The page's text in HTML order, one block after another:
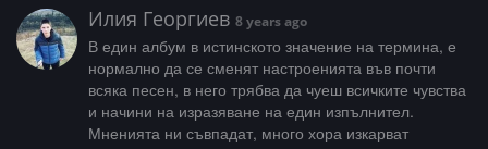
Илия Георгиев 8 years ago
В един албум в истинското значение на термина, е
нормално да се сменят настроенията във почти
всяка песен, в него трябва да чуеш всичките чувства
и начини на изразяване на един изпълнител.
Мненията ни съвпадат, много хора изкарват